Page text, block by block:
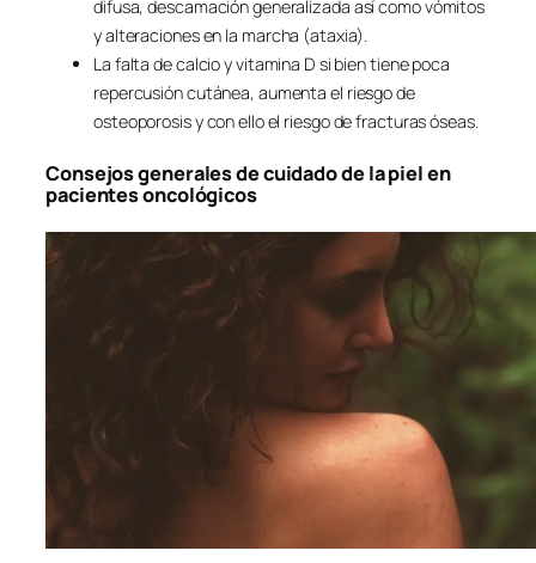
difusa, descamación generalizada así como vómitos
y alteraciones en la marcha (ataxia).
La falta de calcio y vitamina D si bien tiene poca
repercusión cutánea, aumenta el riesgo de
osteoporosis y con ello el riesgo de fracturas óseas.
Consejos generales de cuidado de la piel en
pacientes oncológicos